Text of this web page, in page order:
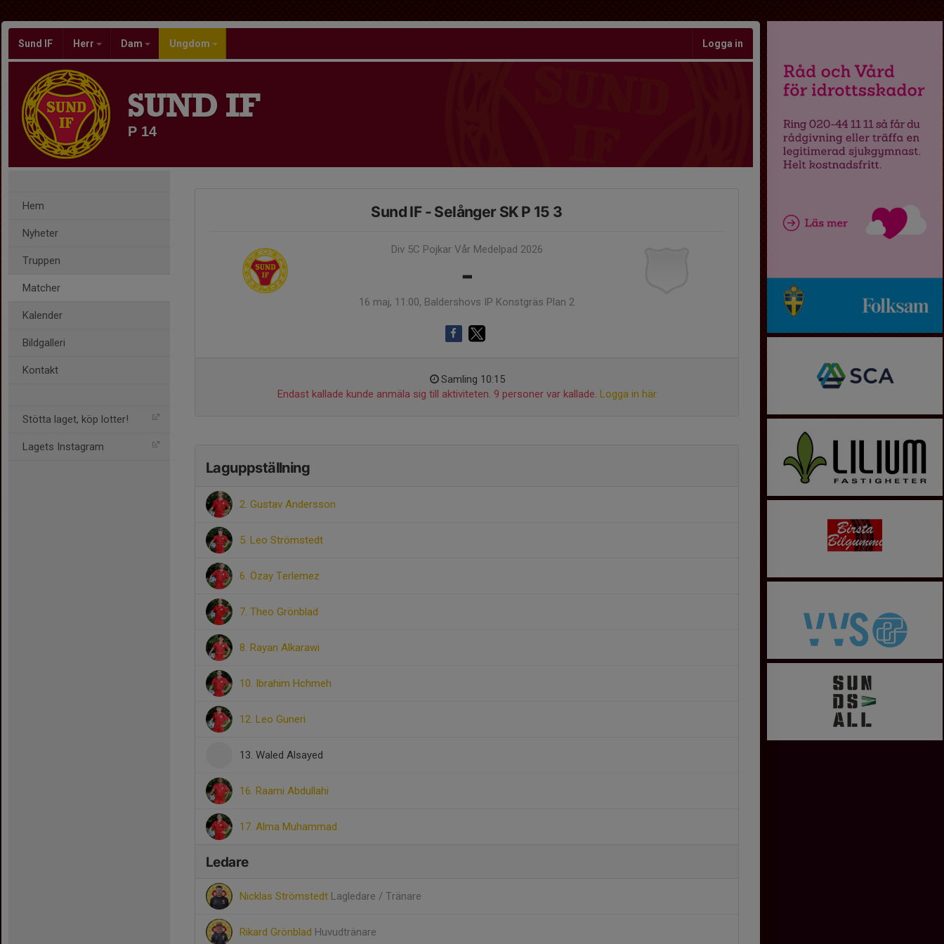
Sund IF Herr Dam Ungdom Logga in
SUND IF
P 14
Hem
Nyheter
Truppen
Matcher
Kalender
Bildgalleri
Kontakt
Stötta laget, köp lotter!
Lagets Instagram
Sund IF - Selånger SK P 15 3
Div 5C Pojkar Vår Medelpad 2026
-
16 maj, 11:00, Baldershovs IP Konstgräs Plan 2
Samling 10:15
Endast kallade kunde anmäla sig till aktiviteten. 9 personer var kallade. Logga in här
Laguppställning
2. Gustav Andersson
5. Leo Strömstedt
6. Özay Terlemez
7. Theo Grönblad
8. Rayan Alkarawi
10. Ibrahim Hchmeh
12. Leo Guneri
13. Waled Alsayed
16. Raami Abdullahi
17. Alma Muhammad
Ledare
Nicklas Strömstedt Lagledare / Tränare
Rikard Grönblad Huvudtränare